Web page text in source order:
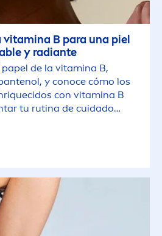
vitamina B para una piel
y radiante
papel de la vitamina B,
y conoce cómo los
con vitamina B
tar tu rutina de cuidado